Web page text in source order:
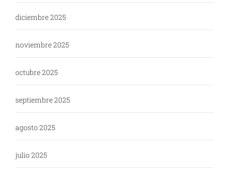
diciembre 2025
noviembre 2025
octubre 2025
septiembre 2025
agosto 2025
julio 2025